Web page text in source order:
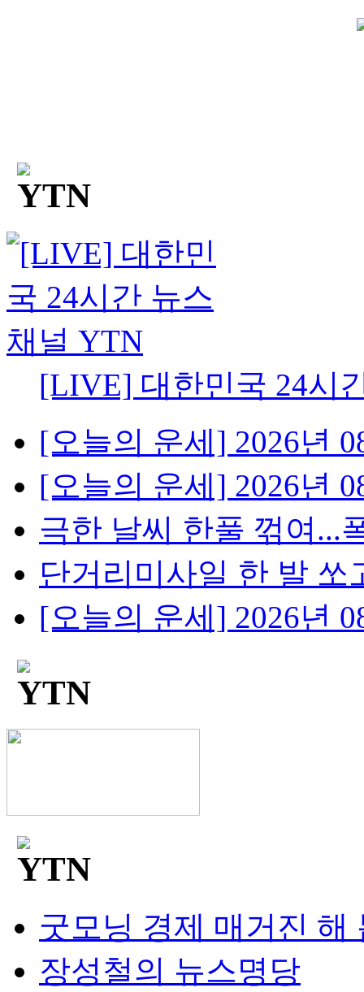
[LIVE] 대한민국 24시
[오늘의 운세] 2026년
[오늘의 운세] 2026년
극한 날씨 한풀 꺾여...
단거리미사일 한 발 쏘
[오늘의 운세] 2026년
굿모닝 경제 매거진 해
장성철의 뉴스명당